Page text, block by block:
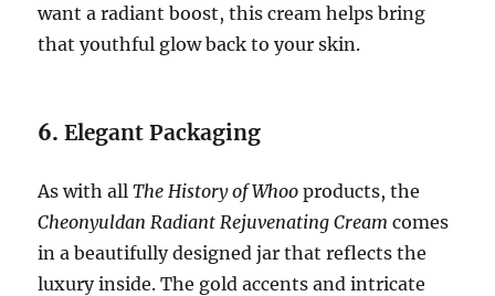
want a radiant boost, this cream helps bring
that youthful glow back to your skin.
6.Elegant Packaging
As with allThe History of Whoo products, the
Cheonyuldan Radiant Rejuvenating Cream comes
in a beautifully designed jar that reflects the
luxury inside. The gold accents and intricate